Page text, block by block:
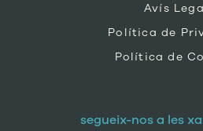
Avís
Política de
Política de
segueix-nos a les